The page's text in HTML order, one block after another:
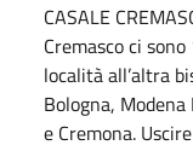
CASALE
Cremasco ci
località all’altra
Bologna,
e Cremona.